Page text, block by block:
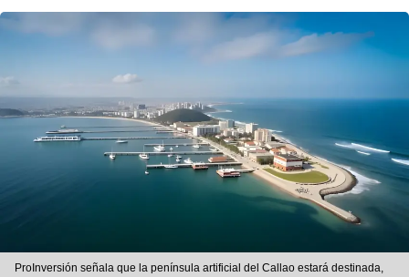
ProInversión señala que la península artificial del Callao estará destinada,